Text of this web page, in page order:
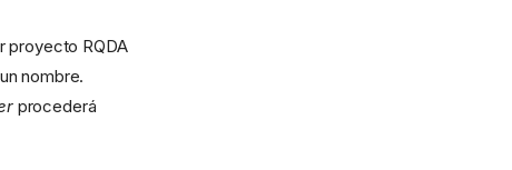
proyecto RQDA
nombre.
procederá